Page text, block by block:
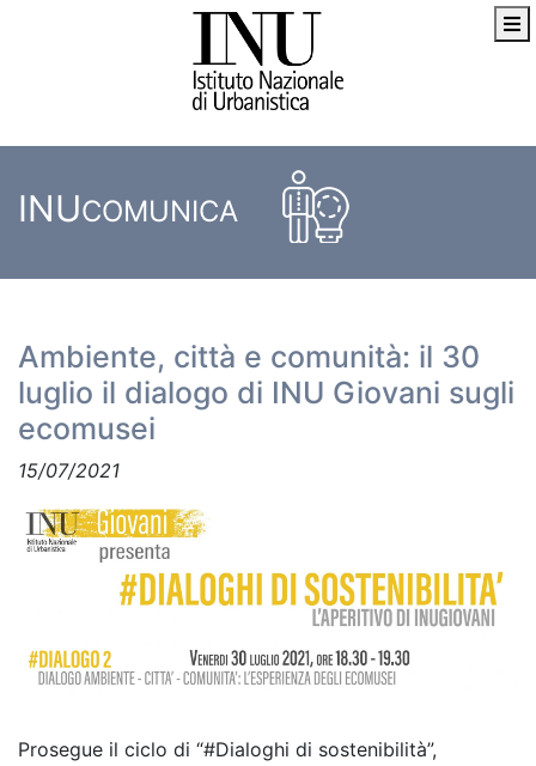
INUCOMUNICA
Ambiente, città e comunità: il 30
luglio il dialogo di INU Giovani sugli
ecomusei
15/07/2021
Prosegue il ciclo di “#Dialoghi di sostenibilità”,